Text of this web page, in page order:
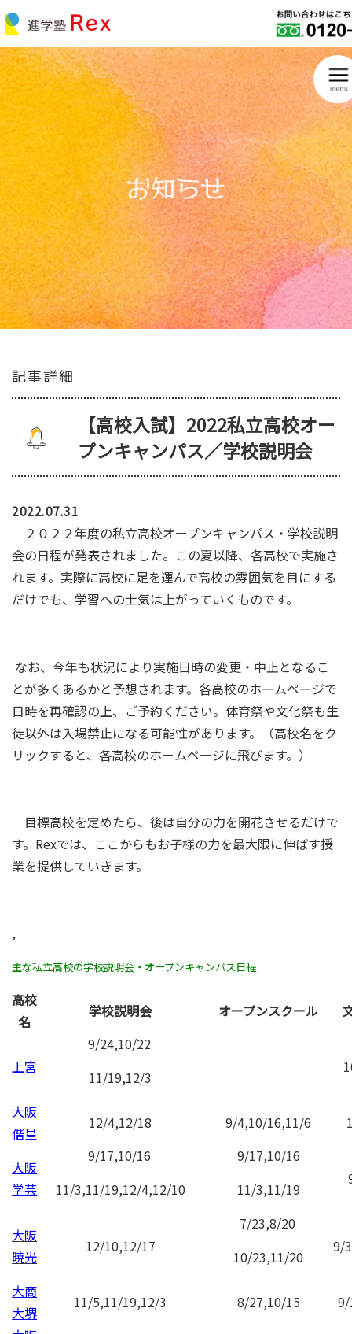
記事詳細
【高校入試】2022私立高校オー
プンキャンパス／学校説明会
2022.07.31
２０２２年度の私立高校オープンキャンパス・学校説明
会の日程が発表されました。この夏以降、各高校で実施さ
れます。実際に高校に足を運んで高校の雰囲気を目にする
だけでも、学習への士気は上がっていくものです。
なお、今年も状況により実施日時の変更・中止となるこ
とが多くあるかと予想されます。各高校のホームページで
日時を再確認の上、ご予約ください。体育祭や文化祭も生
徒以外は入場禁止になる可能性があります。（高校名をク
リックすると、各高校のホームページに飛びます。）
目標高校を定めたら、後は自分の力を開花させるだけで
す。Rexでは、ここからもお子様の力を最大限に伸ばす授
業を提供していきます。
,
主な私立高校の学校説明会・オープンキャンパス日程
高校
名
学校説明会 オープンスクール
上宮
9/24,10/22
11/19,12/3
大阪
偕星
12/4,12/18 9/4,10/16,11/6
大阪
学芸
9/17,10/16
11/3,11/19,12/4,12/10
9/17,10/16
11/3,11/19
大阪
暁光
12/10,12/17
7/23,8/20
10/23,11/20
9/
大商
大堺
11/5,11/19,12/3 8/27,10/15